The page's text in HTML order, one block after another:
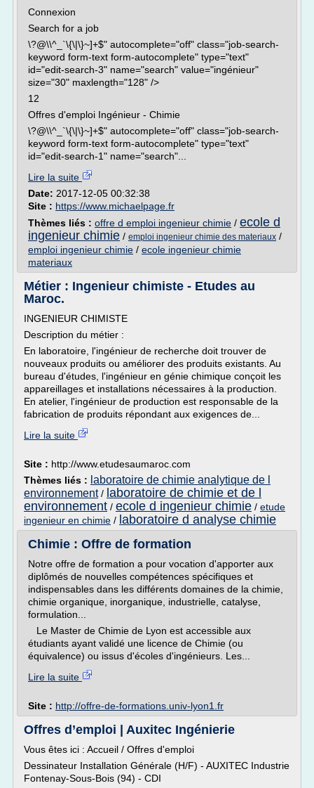
Connexion
Search for a job
\?@\\^_`\{\|\}~]+$" autocomplete="off" class="job-search-
keyword form-text form-autocomplete" type="text"
id="edit-search-3" name="search" value="ingénieur"
size="30" maxlength="128" />
12
Offres d'emploi Ingénieur - Chimie
\?@\\^_`\{\|\}~]+$" autocomplete="off" class="job-search-
keyword form-text form-autocomplete" type="text"
id="edit-search-1" name="search"...
Lire la suite
Date: 2017-12-05 00:32:38
Site : https://www.michaelpage.fr
Thèmes liés : offre d emploi ingenieur chimie / ecole d
ingenieur chimie / emploi ingenieur chimie des materiaux /
emploi ingenieur chimie / ecole ingenieur chimie
materiaux
Métier : Ingenieur chimiste - Etudes au
Maroc.
INGENIEUR CHIMISTE
Description du métier :
En laboratoire, l'ingénieur de recherche doit trouver de
nouveaux produits ou améliorer des produits existants. Au
bureau d'études, l'ingénieur en génie chimique conçoit les
appareillages et installations nécessaires à la production.
En atelier, l'ingénieur de production est responsable de la
fabrication de produits répondant aux exigences de...
Lire la suite
Site : http://www.etudesaumaroc.com
Thèmes liés : laboratoire de chimie analytique de l
environnement/ laboratoire de chimie et de l
environnement / ecole d ingenieur chimie / etude
ingenieur en chimie / laboratoire d analyse chimie
Chimie : Offre de formation
Notre offre de formation a pour vocation d'apporter aux
diplômés de nouvelles compétences spécifiques et
indispensables dans les différents domaines de la chimie,
chimie organique, inorganique, industrielle, catalyse,
formulation...
Le Master de Chimie de Lyon est accessible aux
étudiants ayant validé une licence de Chimie (ou
équivalence) ou issus d'écoles d'ingénieurs. Les...
Lire la suite
Site : http://offre-de-formations.univ-lyon1.fr
Offres d’emploi | Auxitec Ingénierie
Vous êtes ici : Accueil / Offres d'emploi
Dessinateur Installation Générale (H/F) - AUXITEC Industrie
Fontenay-Sous-Bois (94) - CDI